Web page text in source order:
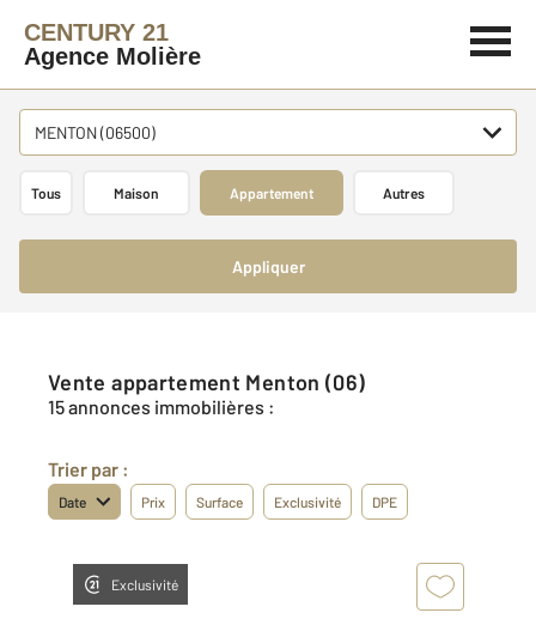
CENTURY 21
Agence Molière
MENTON (06500)
Tous Maison Appartement Autres
Appliquer
Vente appartement Menton (06)
15 annonces immobilières :
Trier par :
Date Prix Surface Exclusivité DPE
Exclusivité